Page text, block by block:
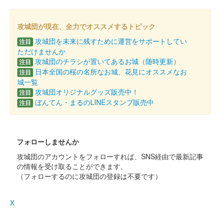
本庄城 御城印 2025七夕モデル 限定印
販売終了
限定100枚
本庄城 御城印 「本庄祇園まつり 2025」限定印
本庄城 御城印 「こだま夏まつり 2025」限定印
限定100枚
攻城団が現在、全力でオススメするトピック
注目 攻城団を未来に残すために運営をサポートしてい
ただけませんか
注目 攻城団のチラシが置いてあるお城（随時更新）
注目
日本全国の桜の名所なお城、花見にオススメなお
城一覧
注目 攻城団オリジナルグッズ販売中！
注目 ぼんてん・まるのLINEスタンプ販売中
フォローしませんか
攻城団のアカウントをフォローすれば、SNS経由で最新記事
の情報を受け取ることができます。
（フォローするのに攻城団の登録は不要です）
X